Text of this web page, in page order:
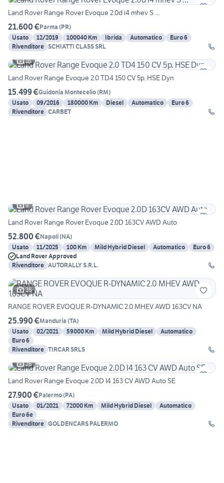
Land Rover Range Rover Evoque 2.0d i4 mhev S ...
21.600 €Parma (PR)
Usato
12/2019 100040 Km Ibrida Automatico
Euro 6
Rivenditore SCHIATTI CLASS SRL
16
Land Rover Range Evoque 2.0 TD4 150 CV 5p. HSE Dyn
15.499 €Guidonia Montecelio(RM)
Usato
09/2016 180000 Km Diesel Automatico
Euro 6
Rivenditore CARBET
9
Land Rover Range Rover Evoque 2.0D 163CV AWD Auto
52.800 €Napoli(NA)
Usato
11/2025 100 Km Mild Hybrid Diesel Automatico
Euro 6
Land Rover Approved
Rivenditore AUTORALLY S.R.L.
26
RANGE ROVER EVOQUE R-DYNAMIC 2.0 MHEV AWD 163CV NA
25.990 €Manduria (TA)
Usato
02/2021 59000 Km Mild Hybrid Diesel
Automatico
Euro 6
Rivenditore TIRCAR SRLS
26
Land Rover Range Evoque 2.0D I4 163 CV AWD Auto SE
27.900 €Palermo(PA)
Usato
01/2021 72000 Km Mild Hybrid Diesel
Automatico
Euro 6e
Rivenditore GOLDENCARS PALERMO